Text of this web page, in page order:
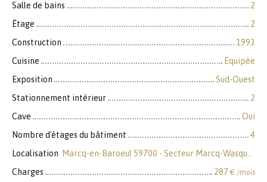
Salle de bains
2
Étage
2
Construction
1993
Cuisine
Equipée
Exposition
Sud-Ouest
Stationnement intérieur
2
Cave
Oui
Nombre d'étages du bâtiment
4
Localisation
Marcq-en-Baroeul 59700 - Secteur Marcq-Wasquehal-Mouvaux
Charges
287 € /mois